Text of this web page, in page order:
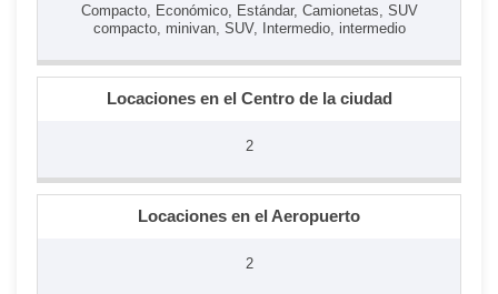
Compacto, Económico, Estándar, Camionetas, SUV
compacto, minivan, SUV, Intermedio, intermedio
Locaciones en el Centro de la ciudad
2
Locaciones en el Aeropuerto
2